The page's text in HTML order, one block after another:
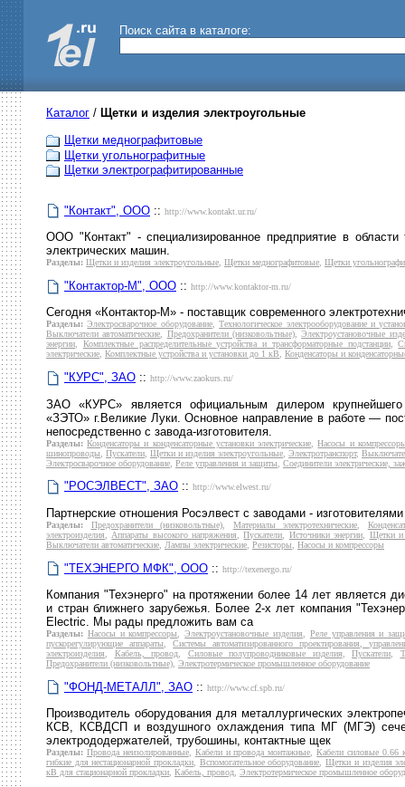
Поиск сайта в каталоге:
Каталог / Щетки и изделия электроугольные
Щетки меднографитовые
Щетки угольнографитные
Щетки электрографитированные
"Контакт", ООО :: http://www.kontakt.ur.ru/
ООО "Контакт" - специализированное предприятие в
электрических машин.
Разделы: Щетки и изделия электроугольные Щетки меднографитовые Щетки
"Контактор-М", ООО :: http://www.kontaktor-m.ru/
Сегодня «Контактор-М» - поставщик современного
Разделы: Электросварочное оборудование,Технологическое электрооборудование и
Выключатели автоматические, Предохранители (низковольтные),Электроустановочные
энергии, Комплектные распределительные устройства и трансформаторные подстанции,
электрические, Комплектные устройства и установки до 1 кВ, Конденсаторы и
"КУРС", ЗАО :: http://www.zaokurs.ru/
ЗАО «КУРС» является официальным дилером крупнейшего
«ЗЭТО» г.Великие Луки. Основное направление в работе —
непосредственно с завода-изготовителя.
Разделы: Конденсаторы и конденсаторные установки электрические ,Насосы и
шинопроводы
Пускатели Щетки и изделия электроугольные Электротранспорт,
Электросварочное оборудование Реле управления и защиты Соединители электрические,
"РОСЭЛВЕСТ", ЗАО :: http://www.elwest.ru/
Партнерские отношения Росэлвест с заводами - изготовителями
Разделы: Предохранители (низковольтные) Материалы электротехнические
электроизделия
Аппараты высокого напряжения ,Пускатели Источники энергии
Щетки и
Выключатели автоматические
Лампы электрические Резисторы Насосы и компрессоры
"ТЕХЭНЕРГО МФК", ООО :: http://texenergo.ru/
Компания "Техэнерго" на протяжении более 14 лет является
и стран ближнего зарубежья. Более 2-х лет компания
Electric. Мы рады предложить вам са
Разделы: Насосы и компрессоры ,Электроустановочные изделия
Реле управления и
пускорегулирующие аппараты ,Системы автоматизированного проектирования,
электроизделия
Кабель, провод Силовые полупроводниковые изделия Пускатели
Предохранители (низковольтные) Электротермическое промышленное оборудование
"ФОНД-МЕТАЛЛ", ЗАО :: http://www.cf.spb.ru/
Производитель оборудования для металлургических
КСВ, КСВДСП и воздушного охлаждения типа МГ (МГЭ)
электрододержателей, трубошины, контактные щек
Разделы: Провода неизолированные, Кабели и провода монтажные ,Кабели силовые 0.66
гибкие для нестационарной прокладки
Вспомогательное оборудование ,Щетки и изделия
кВ для стационарной прокладки Кабель, провод Электротермическое промышленное